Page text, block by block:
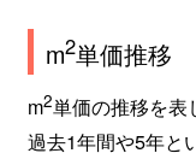
m2単価推移
m2単価の推移を表
過去1年間や5年と